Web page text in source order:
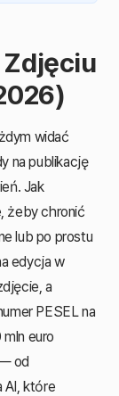
Zdjęciu
widać
na publikację
Jak
żeby chronić
lub po prostu
edycja w
a
PESEL na
euro
od
AI, które